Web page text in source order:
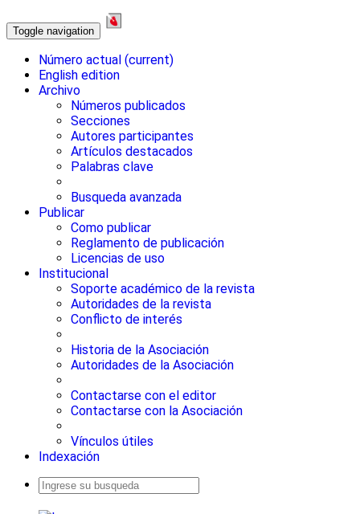
Toggle navigation
Número actual (current)
English edition
Archivo
Números publicados
Secciones
Autores participantes
Artículos destacados
Palabras clave
Busqueda avanzada
Publicar
Como publicar
Reglamento de publicación
Licencias de uso
Institucional
Soporte académico de la revista
Autoridades de la revista
Conflicto de interés
Historia de la Asociación
Autoridades de la Asociación
Contactarse con el editor
Contactarse con la Asociación
Vínculos útiles
Indexación